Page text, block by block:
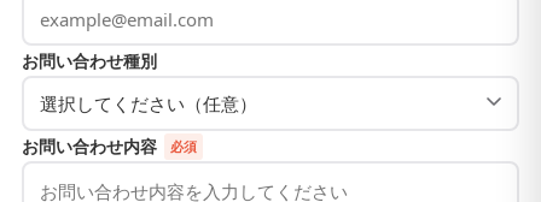
お問い合わせ種別
お問い合わせ内容 必須